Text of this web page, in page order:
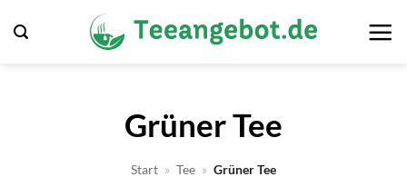
Inhalt
Grüner Tee
Start » Tee » Grüner Tee